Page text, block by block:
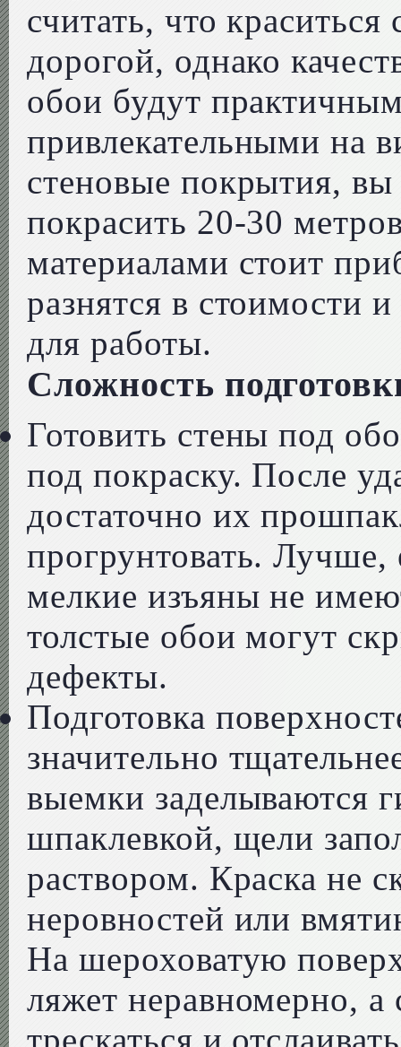
считать, что
дорогой, однако
обои будут
привлекательными на
стеновые покрытия, вы
покрасить 20-30
материалами стоит
разнятся в стоимости
для работы.
Сложность
Готовить стены под
под покраску. После
достаточно их
прогрунтовать.
мелкие изъяны не
толстые обои могут
дефекты.
Подготовка
значительно
выемки заделываются
шпаклевкой, щели
раствором. Краска не
неровностей или
На шероховатую
ляжет неравномерно, а